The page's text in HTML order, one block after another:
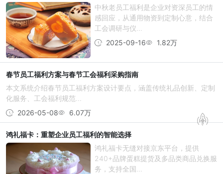
中秋老员工福利是企业对资深员工的情
感回应，从通用物资到定制心意，结合
工会调研与仪...
2025-09-16
1.82万
春节员工福利方案与春节工会福利采购指南
本文系统介绍春节员工福利方案设计要点，涵盖传统礼品创新、定制
化服务、工会福利规范...
2026-05-08
6.07万
鸿礼福卡：重塑企业员工福利的智能选择
鸿礼福卡无缝对接京东平台，提供
240+品牌蛋糕提货及多品类商品兑换服
务，支持全国...